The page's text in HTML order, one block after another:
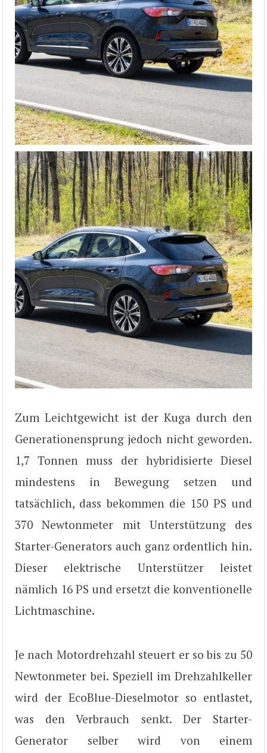
Zum Leichtgewicht ist der Kuga durch den
Generationensprung jedoch nicht geworden.
1,7 Tonnen muss der hybridisierte Diesel
mindestens in Bewegung setzen und
tatsächlich, dass bekommen die 150 PS und
370 Newtonmeter mit Unterstützung des
Starter-Generators auch ganz ordentlich hin.
Dieser elektrische Unterstützer leistet
nämlich 16 PS und ersetzt die konventionelle
Lichtmaschine.
Je nach Motordrehzahl steuert er so bis zu 50
Newtonmeter bei. Speziell im Drehzahlkeller
wird der EcoBlue-Dieselmotor so entlastet,
was den Verbrauch senkt. Der Starter-
Generator selber wird von einem